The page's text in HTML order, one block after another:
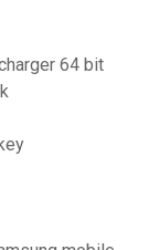
64 bit